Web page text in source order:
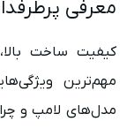
معرفی
کیفیت ساخت
مهم‌ترین
مدل‌های لامپ و